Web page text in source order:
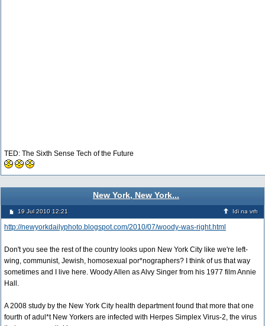
TED: The Sixth Sense Tech of the Future
New York, New York...
19 Jul 2010 12:21 Idi na vrh
http://newyorkdailyphoto.blogspot.com/2010/07/woody-was-right.html
Don't you see the rest of the country looks upon New York City like we're left-
wing, communist, Jewish, homosexual por*nographers? I think of us that way
sometimes and I live here. Woody Allen as Alvy Singer from his 1977 film Annie
Hall.
A 2008 study by the New York City health department found that more that one
fourth of adul*t New Yorkers are infected with Herpes Simplex Virus-2, the virus